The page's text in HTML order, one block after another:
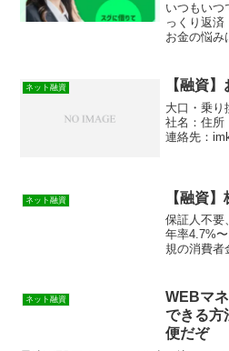
いつもいつ
っくり返済
お金の悩み
の検索や
お金を貸
ネット融資 【融資
大口・乗り
社名：住所
連絡先：
ネット融資 【融資
保証人不要
年率4.7%
規の消費者
闇金サイト
ページを表
ネット融資
WEBマ
できる方
便だぞ